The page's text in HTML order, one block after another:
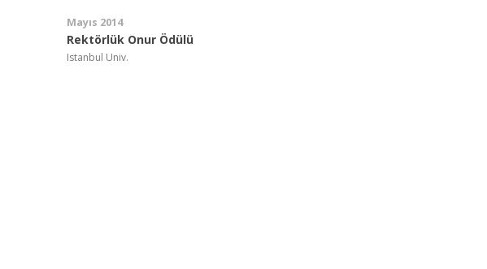
Mayıs 2014
Rektörlük Onur Ödülü
Istanbul Univ.